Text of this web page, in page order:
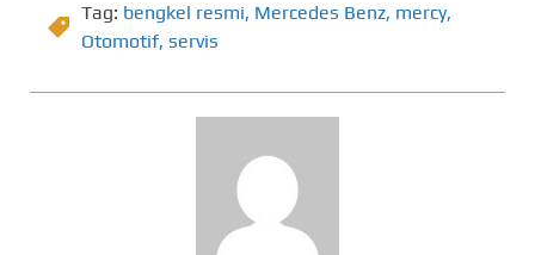
Tag: bengkel resmi, Mercedes Benz, mercy,
Otomotif, servis